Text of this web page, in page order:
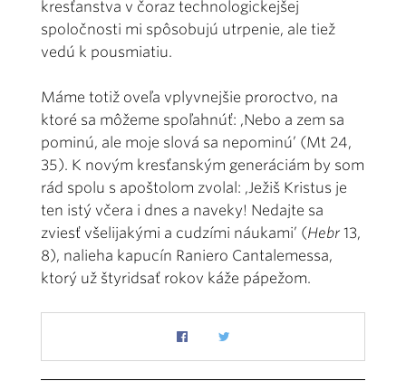
kresťanstva v čoraz technologickejšej
spoločnosti mi spôsobujú utrpenie, ale tiež
vedú k pousmiatiu.
Máme totiž oveľa vplyvnejšie proroctvo, na
ktoré sa môžeme spoľahnúť: ,Nebo a zem sa
pominú, ale moje slová sa nepominú’ (Mt 24,
35). K novým kresťanským generáciám by som
rád spolu s apoštolom zvolal: ,Ježiš Kristus je
ten istý včera i dnes a naveky! Nedajte sa
zviesť všelijakými a cudzími náukami’ (Hebr 13,
8), nalieha kapucín Raniero Cantalemessa,
ktorý už štyridsať rokov káže pápežom.